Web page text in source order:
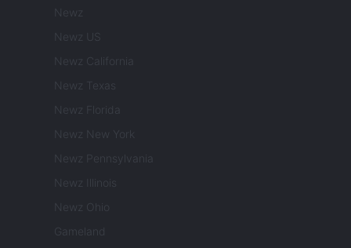
Newz
Newz US
Newz California
Newz Texas
Newz Florida
Newz New York
Newz Pennsylvania
Newz Illinois
Newz Ohio
Gameland